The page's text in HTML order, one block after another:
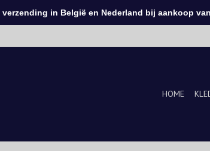
HOME
in België en Nederland bij aankoop